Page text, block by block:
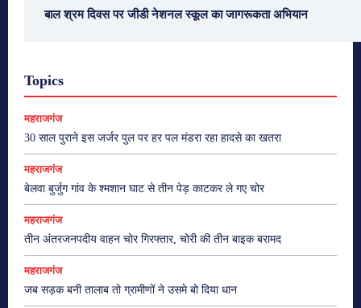
बाल श्रम दिवस पर जीडी नेशनल स्कूल का जागरूकता अभियान
Topics
महराजगंज
30 साल पुराने इस जर्जर पुल पर हर पल मंडरा रहा हादसे का खतरा
महराजगंज
बेलवा बुर्जुग गांव के श्मशान घाट से तीन पेड़ काटकर ले गए चोर
महराजगंज
तीन अंतरजनपदीय वाहन चोर गिरफ्तार, चोरी की तीन बाइक बरामद
महराजगंज
जब सड़क बनी तालाब तो ग्रामीणों ने उसमे बो दिया धान